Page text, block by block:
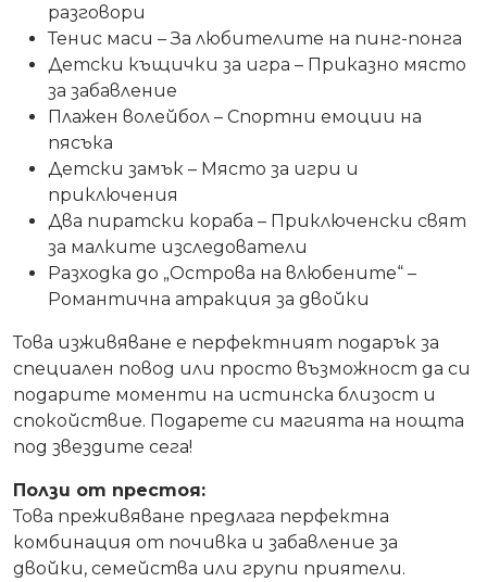
разговори
Тенис маси – За любителите на пинг-понга
Детски къщички за игра – Приказно място
за забавление
Плажен волейбол – Спортни емоции на
пясъка
Детски замък – Място за игри и
приключения
Два пиратски кораба – Приключенски свят
за малките изследователи
Разходка до „Острова на влюбените“ –
Романтична атракция за двойки
Това изживяване е перфектният подарък за
специален повод или просто възможност да си
подарите моменти на истинска близост и
спокойствие. Подарете си магията на нощта
под звездите сега!
Ползи от престоя:
Това преживяване предлага перфектна
комбинация от почивка и забавление за
двойки, семейства или групи приятели.